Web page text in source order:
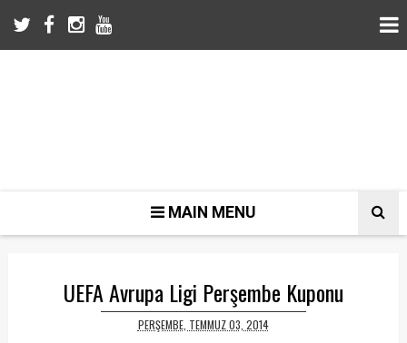
MAIN MENU
UEFA Avrupa Ligi Perşembe Kuponu
PERŞEMBE, TEMMUZ 03, 2014